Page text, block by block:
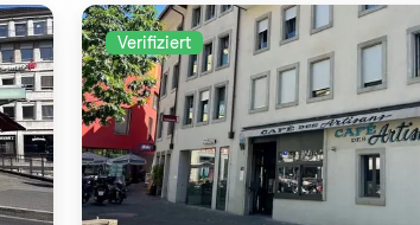
Verifiziert